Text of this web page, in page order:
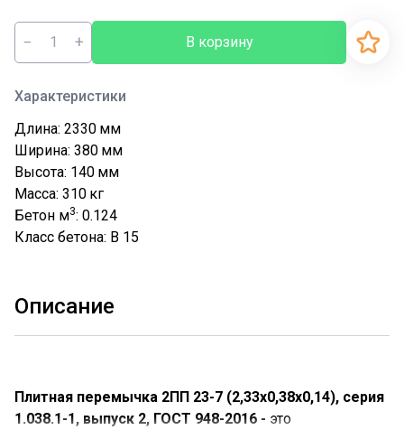
− + В корзину
Характеристики
Длина: 2330 мм
Ширина: 380 мм
Высота: 140 мм
Масса: 310 кг
Бетон м3: 0.124
Класс бетона: В 15
Описание
Плитная перемычка 2ПП 23-7 (2,33х0,38х0,14), серия
1.038.1-1, выпуск 2, ГОСТ 948-2016 - это